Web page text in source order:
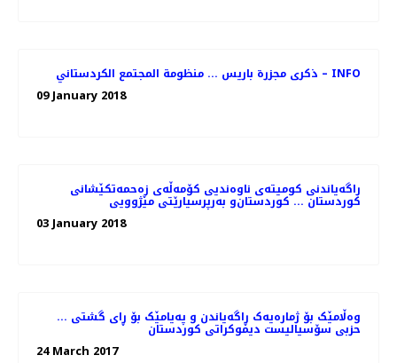
ذکری مجزرة باريس ... منظومة المجتمع الكردستاني – INFO
09 January 2018
راگەیاندنی كومیتەی ناوەندیی كۆمەڵەی زەحمەتكێشانی
كوردستان ... كوردستان‌و بەرپرسیارێتی مێژوویی
03 January 2018
وەڵامێک بۆ ژمارەیەک ڕاگەیاندن و پەیامێک بۆ ڕای گشتی ...
حزبى سۆسیالیست دیموكراتى كوردستان
24 March 2017